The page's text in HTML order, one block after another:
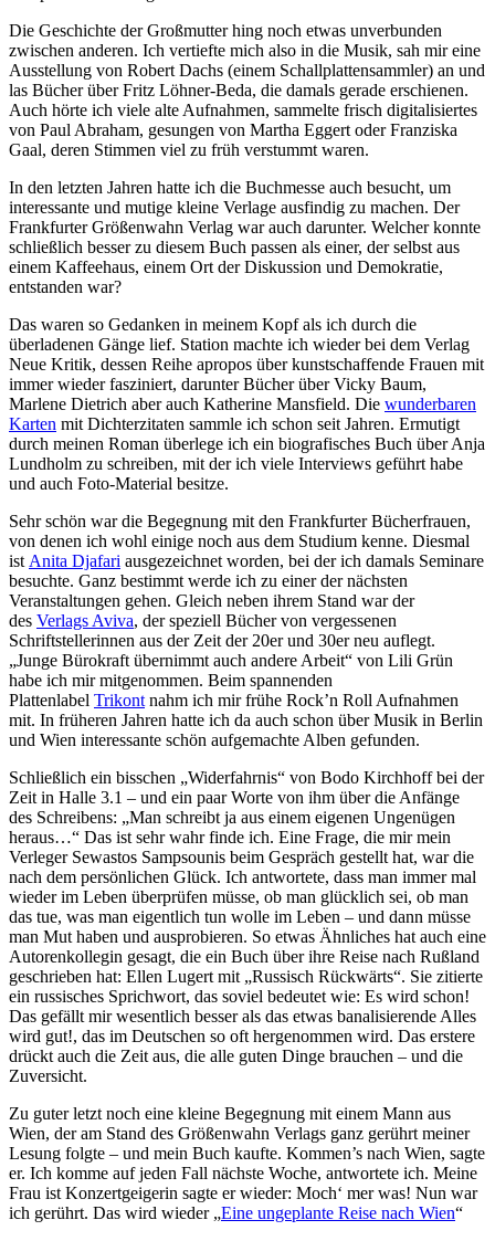
Die Geschichte der Großmutter hing noch etwas unverbunden
zwischen anderen. Ich vertiefte mich also in die Musik, sah mir eine
Ausstellung von Robert Dachs (einem Schallplattensammler) an und
las Bücher über Fritz Löhner-Beda, die damals gerade erschienen.
Auch hörte ich viele alte Aufnahmen, sammelte frisch digitalisiertes
von Paul Abraham, gesungen von Martha Eggert oder Franziska
Gaal, deren Stimmen viel zu früh verstummt waren.
In den letzten Jahren hatte ich die Buchmesse auch besucht, um
interessante und mutige kleine Verlage ausfindig zu machen. Der
Frankfurter Größenwahn Verlag war auch darunter. Welcher konnte
schließlich besser zu diesem Buch passen als einer, der selbst aus
einem Kaffeehaus, einem Ort der Diskussion und Demokratie,
entstanden war?
Das waren so Gedanken in meinem Kopf als ich durch die
überladenen Gänge lief. Station machte ich wieder bei dem Verlag
Neue Kritik, dessen Reihe apropos über kunstschaffende Frauen mit
immer wieder fasziniert, darunter Bücher über Vicky Baum,
Marlene Dietrich aber auch Katherine Mansfield. Die wunderbaren
Karten mit Dichterzitaten sammle ich schon seit Jahren. Ermutigt
durch meinen Roman überlege ich ein biografisches Buch über Anja
Lundholm zu schreiben, mit der ich viele Interviews geführt habe
und auch Foto-Material besitze.
Sehr schön war die Begegnung mit den Frankfurter Bücherfrauen,
von denen ich wohl einige noch aus dem Studium kenne. Diesmal
ist Anita Djafari ausgezeichnet worden, bei der ich damals Seminare
besuchte. Ganz bestimmt werde ich zu einer der nächsten
Veranstaltungen gehen. Gleich neben ihrem Stand war der
des Verlags Aviva, der speziell Bücher von vergessenen
Schriftstellerinnen aus der Zeit der 20er und 30er neu auflegt.
„Junge Bürokraft übernimmt auch andere Arbeit“ von Lili Grün
habe ich mir mitgenommen. Beim spannenden
Plattenlabel Trikont nahm ich mir frühe Rock’n Roll Aufnahmen
mit. In früheren Jahren hatte ich da auch schon über Musik in Berlin
und Wien interessante schön aufgemachte Alben gefunden.
Schließlich ein bisschen „Widerfahrnis“ von Bodo Kirchhoff bei der
Zeit in Halle 3.1 – und ein paar Worte von ihm über die Anfänge
des Schreibens: „Man schreibt ja aus einem eigenen Ungenügen
heraus…“ Das ist sehr wahr finde ich. Eine Frage, die mir mein
Verleger Sewastos Sampsounis beim Gespräch gestellt hat, war die
nach dem persönlichen Glück. Ich antwortete, dass man immer mal
wieder im Leben überprüfen müsse, ob man glücklich sei, ob man
das tue, was man eigentlich tun wolle im Leben – und dann müsse
man Mut haben und ausprobieren. So etwas Ähnliches hat auch eine
Autorenkollegin gesagt, die ein Buch über ihre Reise nach Rußland
geschrieben hat: Ellen Lugert mit „Russisch Rückwärts“. Sie zitierte
ein russisches Sprichwort, das soviel bedeutet wie: Es wird schon!
Das gefällt mir wesentlich besser als das etwas banalisierende Alles
wird gut!, das im Deutschen so oft hergenommen wird. Das erstere
drückt auch die Zeit aus, die alle guten Dinge brauchen – und die
Zuversicht.
Zu guter letzt noch eine kleine Begegnung mit einem Mann aus
Wien, der am Stand des Größenwahn Verlags ganz gerührt meiner
Lesung folgte – und mein Buch kaufte. Kommen’s nach Wien, sagte
er. Ich komme auf jeden Fall nächste Woche, antwortete ich. Meine
Frau ist Konzertgeigerin sagte er wieder: Moch‘ mer was! Nun war
ich gerührt. Das wird wieder „Eine ungeplante Reise nach Wien“